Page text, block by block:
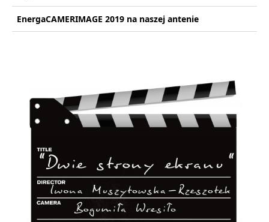
EnergaCAMERIMAGE 2019 na naszej antenie